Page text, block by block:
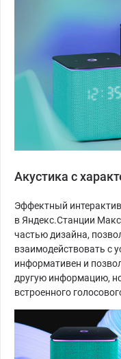
Акустика с
Эффектный
в Яндекс.Станции
частью дизайна,
взаимодействовать с
информативен и
другую информацию,
встроенного